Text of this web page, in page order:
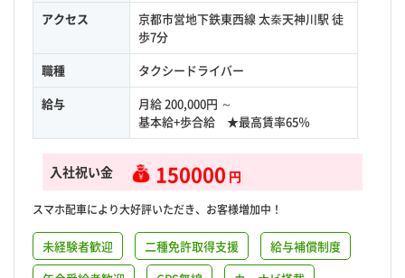
アクセス
京都市営地下鉄東西線 太秦天神川駅 徒
歩7分
職種
タクシードライバー
給与
月給 200,000円 ～
基本給+歩合給 ★最高賃率65％
入社祝い金 150000 円
スマホ配車により大好評いただき、お客様増加中！
未経験者歓迎 二種免許取得支援
給与補償制度